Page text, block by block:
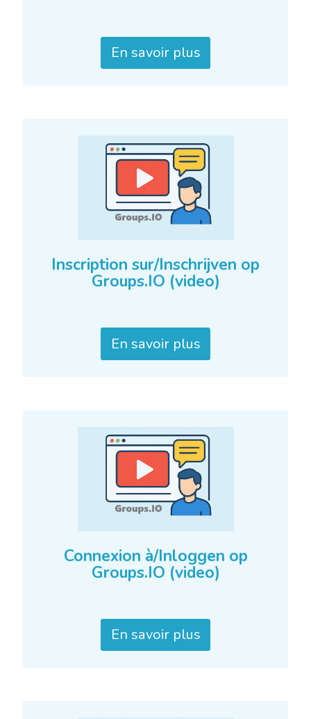
En savoir plus
Inscription sur/Inschrijven op
Groups.IO (video)
En savoir plus
Connexion à/Inloggen op
Groups.IO (video)
En savoir plus